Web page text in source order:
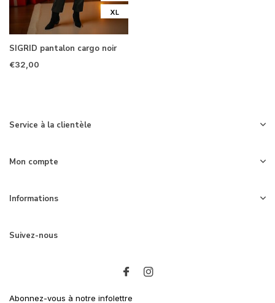
XL
SIGRID pantalon cargo noir
€32,00
Service à la clientèle
Mon compte
Informations
Suivez-nous
Abonnez-vous à notre infolettre